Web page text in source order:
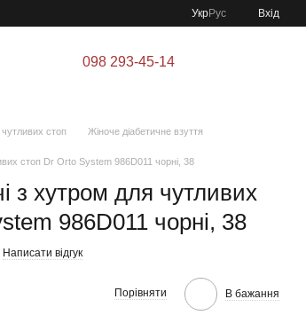
УкрРус Вхід
098 293-45-14
стоп
Жіноче діабетичне взуття
стоп Dr Orto System 986D011 чорні, 38
з хутром для чутливих
986D011 чорні, 38
Написати відгук
Порівняти В бажання